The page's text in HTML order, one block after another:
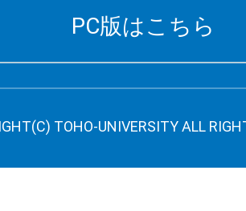
PC版はこちら
TOHO-UNIVERSITY ALL